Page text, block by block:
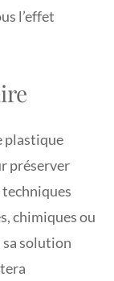
l’effet
plastique
préserver
chimiques ou
solution